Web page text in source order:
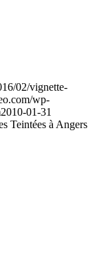
02/vignette-
wp-
2010-01-31
Teintées à Angers